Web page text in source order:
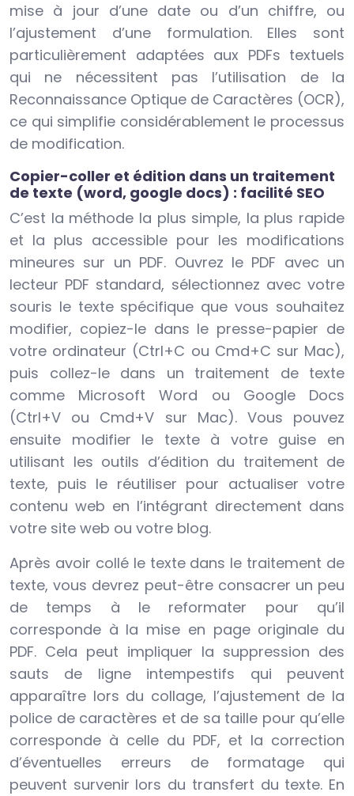
mise à jour d’une date ou d’un chiffre, ou
l’ajustement d’une formulation. Elles sont
particulièrement adaptées aux PDFs textuels
qui ne nécessitent pas l’utilisation de la
Reconnaissance Optique de Caractères (OCR),
ce qui simplifie considérablement le processus
de modification.
Copier-coller et édition dans un traitement
de texte (word, google docs) : facilité SEO
C’est la méthode la plus simple, la plus rapide
et la plus accessible pour les modifications
mineures sur un PDF. Ouvrez le PDF avec un
lecteur PDF standard, sélectionnez avec votre
souris le texte spécifique que vous souhaitez
modifier, copiez-le dans le presse-papier de
votre ordinateur (Ctrl+C ou Cmd+C sur Mac),
puis collez-le dans un traitement de texte
comme Microsoft Word ou Google Docs
(Ctrl+V ou Cmd+V sur Mac). Vous pouvez
ensuite modifier le texte à votre guise en
utilisant les outils d’édition du traitement de
texte, puis le réutiliser pour actualiser votre
contenu web en l’intégrant directement dans
votre site web ou votre blog.
Après avoir collé le texte dans le traitement de
texte, vous devrez peut-être consacrer un peu
de temps à le reformater pour qu’il
corresponde à la mise en page originale du
PDF. Cela peut impliquer la suppression des
sauts de ligne intempestifs qui peuvent
apparaître lors du collage, l’ajustement de la
police de caractères et de sa taille pour qu’elle
corresponde à celle du PDF, et la correction
d’éventuelles erreurs de formatage qui
peuvent survenir lors du transfert du texte. En